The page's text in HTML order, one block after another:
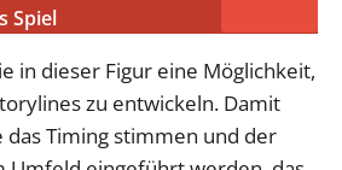
Spiel
in dieser Figur eine Möglichkeit,
zu entwickeln. Damit
das Timing stimmen und der